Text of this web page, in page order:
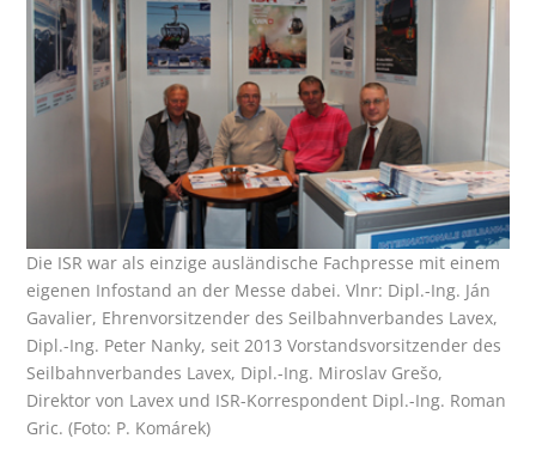
Die ISR war als einzige ausländische Fachpresse mit einem
eigenen Infostand an der Messe dabei. Vlnr: Dipl.-Ing. Ján
Gavalier, Ehrenvorsitzender des Seilbahnverbandes Lavex,
Dipl.-Ing. Peter Nanky, seit 2013 Vorstandsvorsitzender des
Seilbahnverbandes Lavex, Dipl.-Ing. Miroslav Grešo,
Direktor von Lavex und ISR-Korrespondent Dipl.-Ing. Roman
Gric. (Foto: P. Komárek)